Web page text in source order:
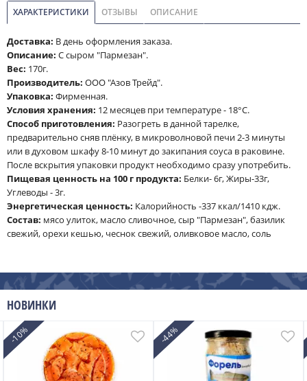
ХАРАКТЕРИСТИКИ ОТЗЫВЫ ОПИСАНИЕ
Доставка: В день оформления заказа.
Описание: С сыром "Пармезан".
Вес: 170г.
Производитель: ООО "Азов Трейд".
Упаковка: Фирменная.
Условия хранения: 12 месяцев при температуре - 18°С.
Способ приготовления: Разогреть в данной тарелке,
предварительно сняв плёнку, в микроволновой печи 2-3 минуты
или в духовом шкафу 8-10 минут до закипания соуса в раковине.
После вскрытия упаковки продукт необходимо сразу употребить.
Пищевая ценность на 100 г продукта: Белки- 6г, Жиры-33г,
Углеводы - 3г.
Энергетическая ценность: Калорийность -337 ккал/1410 кдж.
Cостав: мясо улиток, масло сливочное, сыр "Пармезан", базилик
свежий, орехи кешью, чеснок свежий, оливковое масло, соль
НОВИНКИ
-10% -44%